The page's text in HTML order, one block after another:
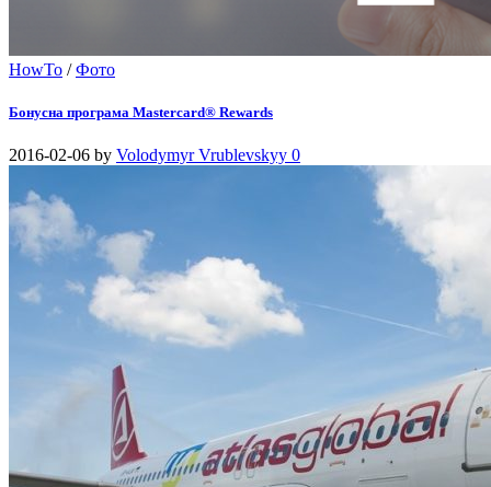
HowTo /Фото
Бонусна програма Mastercard® Rewards
2016-02-06 by Volodymyr Vrublevskyy 0